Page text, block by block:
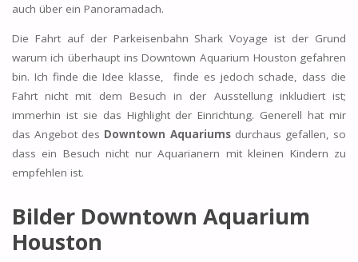
auch über ein Panoramadach.
Die Fahrt auf der Parkeisenbahn Shark Voyage ist der Grund
warum ich überhaupt ins Downtown Aquarium Houston gefahren
bin. Ich finde die Idee klasse, finde es jedoch schade, dass die
Fahrt nicht mit dem Besuch in der Ausstellung inkludiert ist;
immerhin ist sie das Highlight der Einrichtung. Generell hat mir
das Angebot des Downtown Aquariumsdurchaus gefallen, so
dass ein Besuch nicht nur Aquarianern mit kleinen Kindern zu
empfehlen ist.
Bilder Downtown Aquarium
Houston